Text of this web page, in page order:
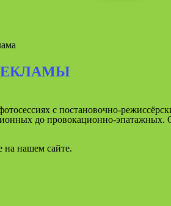
с постановочно-
до провокационно-
на нашем сайте.